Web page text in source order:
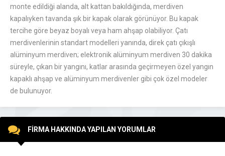
monte edildiği alanda, alt kattan bakıldığında, merdiven
kapalıyken tavanda şık bir kapak olarak görünüyor. Bu kapak
tercihe göre beyaz boyalı veya ham ahşap olabiliyor. Çatı
merdivenlerinin standart modelleri yanında, direk çatı çıkışlı
alüminyum merdiven; elektronik alüminyum merdiven 30 dakika
süreyle, çıkan bir yangını, katlar arasında geçirmeyen özel yangın
kapaklı ahşap ve alüminyum merdivenler gibi çok özel modeler
de bulunuyor.
FİRMA HAKKINDA YAPILAN YORUMLAR